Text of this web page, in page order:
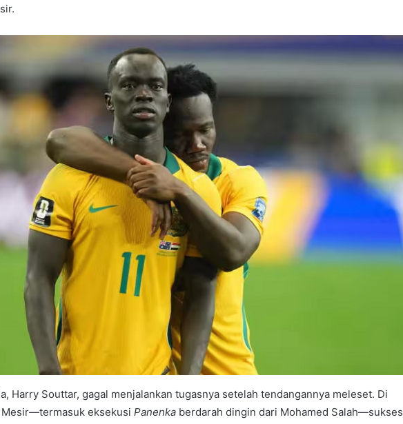
Harry Souttar, gagal menjalankan tugasnya setelah tendangannya meleset. Di
eksekusi Panenka berdarah dingin dari Mohamed Salah—sukses